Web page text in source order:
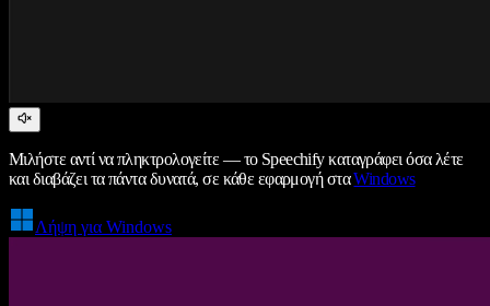
Μιλήστε αντί να πληκτρολογείτε — το Speechify καταγράφει όσα λέτε
και διαβάζει τα πάντα δυνατά, σε κάθε εφαρμογή σταWindows
Λήψη για Windows